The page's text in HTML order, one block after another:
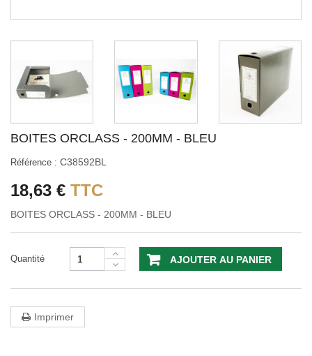
BOITES ORCLASS - 200MM - BLEU
Référence : C38592BL
18,63 € TTC
BOITES ORCLASS - 200MM - BLEU
Quantité AJOUTER AU PANIER
Imprimer